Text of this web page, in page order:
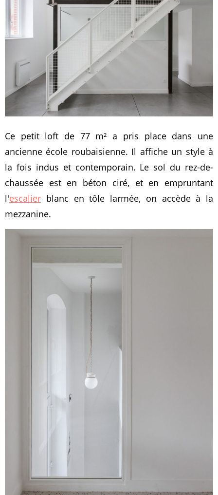
Ce petit loft de 77 m² a pris place dans une
ancienne école roubaisienne. Il affiche un style à
la fois indus et contemporain. Le sol du rez-de-
chaussée est en béton ciré, et en empruntant
l'escalier blanc en tôle larmée, on accède à la
mezzanine.